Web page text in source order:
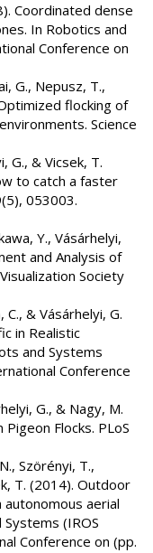
Coordinated dense
In Robotics and
Conference on
G., Nepusz, T.,
flocking of
Science
G., & Vicsek, T.
to catch a faster
053003.
Y., Vásárhelyi,
and Analysis of
Society
C., & Vásárhelyi, G.
in Realistic
and Systems
Conference
G., & Nagy, M.
Flocks. PLoS
Szörényi, T.,
T. (2014). Outdoor
aerial
(IROS
Conference on (pp.